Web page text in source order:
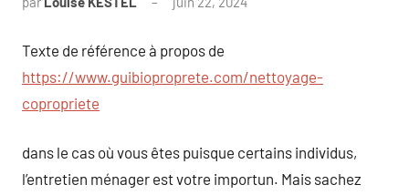
Texte de référence à propos de
https://www.guibioproprete.com/nettoyage-
copropriete
dans le cas où vous êtes puisque certains individus,
l’entretien ménager est votre importun. Mais sachez